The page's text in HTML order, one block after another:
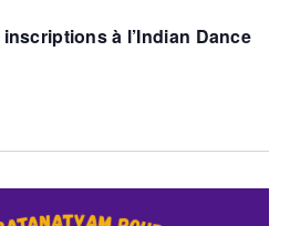
à l’Indian Dance